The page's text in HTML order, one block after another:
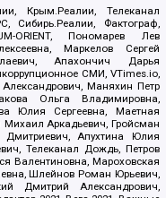
Крым.Реалии, Телеканал
Сибирь.Реалии, Фактограф,
ORIENT, Пономарев Лев
Маркелов Сергей
Апахончич Дарья
СМИ, VTimes.io,
Маняхин Петр
Ольга Владимировна,
Юлия Сергеевна, Маетная
Михаил Аркадьевич, Гройсман
Апухтина Юлия
Телеканал Дождь, Петров
Валентиновна, Мароховская
Шлейнов Роман Юрьевич,
Дмитрий Александрович,